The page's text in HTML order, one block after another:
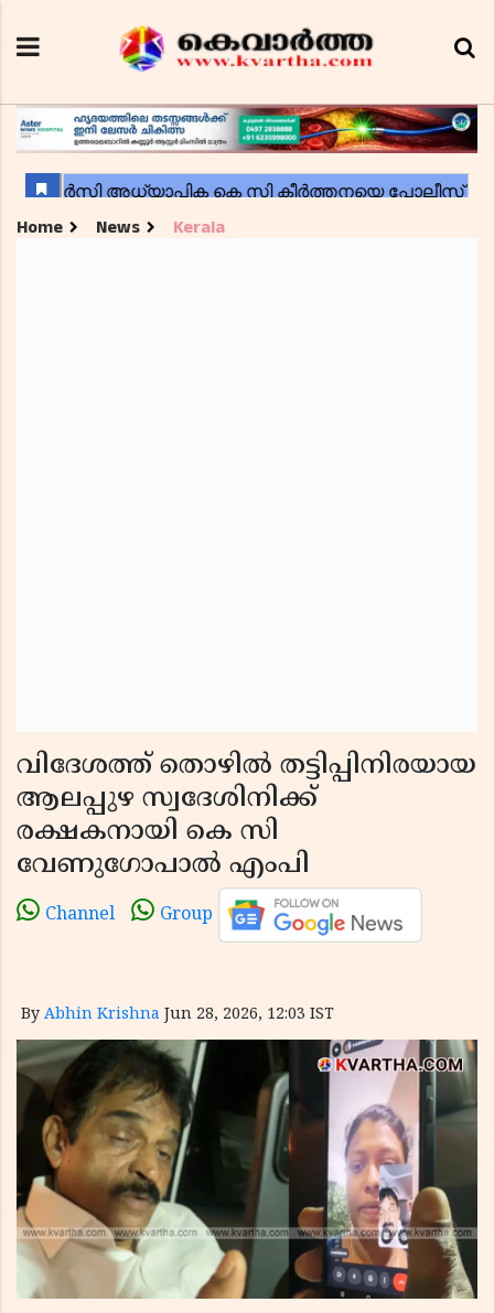
Home News Kerala
വിദേശത്ത് തൊഴിൽ തട്ടിപ്പിനിരയായ
ആലപ്പുഴ സ്വദേശിനിക്ക്
രക്ഷകനായി കെ സി
വേണുഗോപാൽ എംപി
Channel Group
By Abhin Krishna Jun 28, 2026, 12:03 IST